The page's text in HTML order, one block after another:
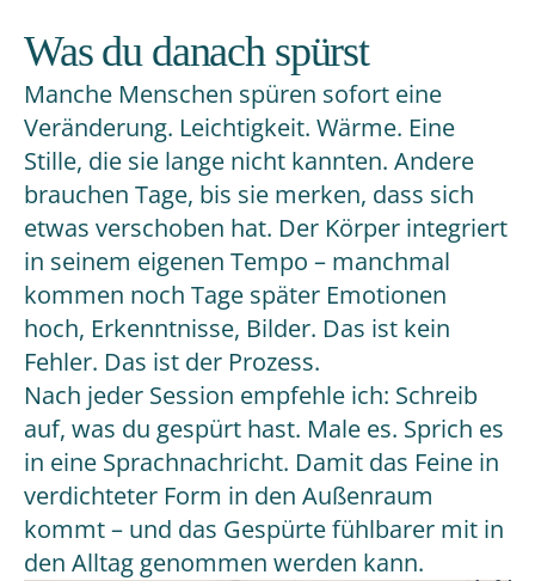
Was du danach spürst
Manche Menschen spüren sofort eine
Veränderung. Leichtigkeit. Wärme. Eine
Stille, die sie lange nicht kannten. Andere
brauchen Tage, bis sie merken, dass sich
etwas verschoben hat. Der Körper integriert
in seinem eigenen Tempo – manchmal
kommen noch Tage später Emotionen
hoch, Erkenntnisse, Bilder. Das ist kein
Fehler. Das ist der Prozess.
Nach jeder Session empfehle ich: Schreib
auf, was du gespürt hast. Male es. Sprich es
in eine Sprachnachricht. Damit das Feine in
verdichteter Form in den Außenraum
kommt – und das Gespürte fühlbarer mit in
den Alltag genommen werden kann.